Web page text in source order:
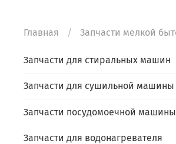
Главная Запчасти мелкой
Запчасти для стиральных машин
Запчасти для сушильной машины
Запчасти посудомоечной машины
Запчасти для водонагревателя